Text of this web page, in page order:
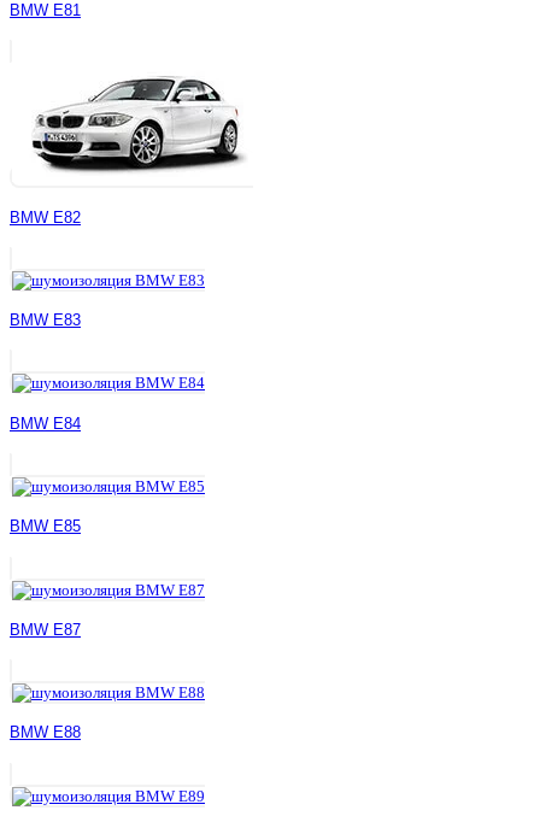
BMW E81
BMW E82
BMW E83
BMW E84
BMW E85
BMW E87
BMW E88